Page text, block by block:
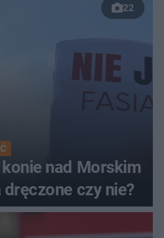
22
nad Morskim
czy nie?